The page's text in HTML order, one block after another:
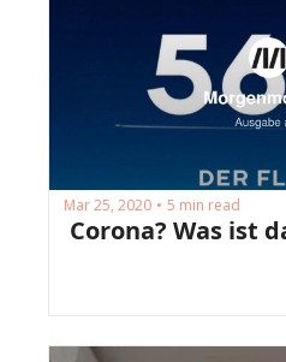
Mar 25, 2020 • 5 min read
Corona? Was ist